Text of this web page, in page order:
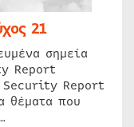
21
σημεία
Report
Security Report
θέματα που